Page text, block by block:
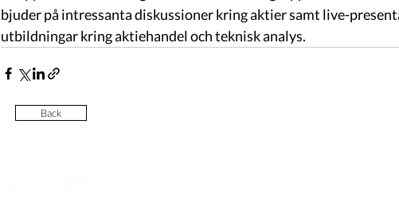
bjuder på intressanta diskussioner kring aktier samt live-
utbildningar kring aktiehandel och teknisk analys.
Back